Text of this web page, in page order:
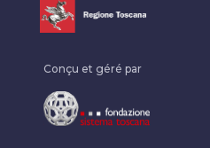
Conçu et géré par